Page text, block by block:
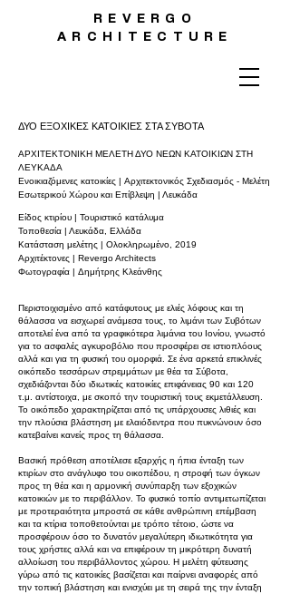
REVERGO
ARCHITECTURE
ΔΥΟ ΕΞΟΧΙΚΕΣ ΚΑΤΟΙΚΙΕΣ ΣΤΑ ΣΥΒΟΤΑ
ΑΡΧΙΤΕΚΤΟΝΙΚΗ ΜΕΛΕΤΗ ΔΥΟ ΝΕΩΝ ΚΑΤΟΙΚΙΩΝ ΣΤΗ
ΛΕΥΚΑΔΑ
Ενοικιαζόμενες κατοικίες | Αρχιτεκτονικός Σχεδιασμός - Μελέτη
Εσωτερικού Χώρου και Επίβλεψη | Λευκάδα
Είδος κτιρίου | Τουριστικό κατάλυμα
Τοποθεσία | Λευκάδα, Ελλάδα
Κατάσταση μελέτης | Ολοκληρωμένο, 2019
Αρχιτέκτονες | Revergo Architects
Φωτογραφία | Δημήτρης Κλεάνθης
Περιστοιχισμένο από κατάφυτους με ελιές λόφους και τη
θάλασσα να εισχωρεί ανάμεσα τους, το λιμάνι των Συβότων
αποτελεί ένα από τα γραφικότερα λιμάνια του Ιονίου, γνωστό
για το ασφαλές αγκυροβόλιο που προσφέρει σε ιστιοπλόους
αλλά και για τη φυσική του ομορφιά. Σε ένα αρκετά επικλινές
οικόπεδο τεσσάρων στρεμμάτων με θέα τα Σύβοτα,
σχεδιάζονται δύο ιδιωτικές κατοικίες επιφάνειας 90 και 120
τ.μ. αντίστοιχα, με σκοπό την τουριστική τους εκμετάλλευση.
Το οικόπεδο χαρακτηρίζεται από τις υπάρχουσες λιθιές και
την πλούσια βλάστηση με ελαιόδεντρα που πυκνώνουν όσο
κατεβαίνει κανείς προς τη θάλασσα.
Βασική πρόθεση αποτέλεσε εξαρχής η ήπια ένταξη των
κτιρίων στο ανάγλυφο του οικοπέδου, η στροφή των όγκων
προς τη θέα και η αρμονική συνύπαρξη των εξοχικών
κατοικιών με το περιβάλλον. Το φυσικό τοπίο αντιμετωπίζεται
με προτεραιότητα μπροστά σε κάθε ανθρώπινη επέμβαση
και τα κτίρια τοποθετούνται με τρόπο τέτοιο, ώστε να
προσφέρουν όσο το δυνατόν μεγαλύτερη ιδιωτικότητα για
τους χρήστες αλλά και να επιφέρουν τη μικρότερη δυνατή
αλλοίωση του περιβάλλοντος χώρου. Η μελέτη φύτευσης
γύρω από τις κατοικίες βασίζεται και παίρνει αναφορές από
την τοπική βλάστηση και ενισχύει με τη σειρά της την ένταξη